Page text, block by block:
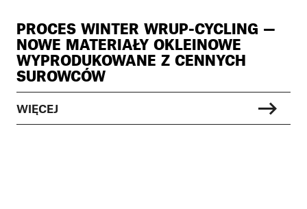
PROCES WINTER WRUP-CYCLING —
NOWE MATERIAŁY OKLEINOWE
WYPRODUKOWANE Z CENNYCH
SUROWCÓW
WIĘCEJ